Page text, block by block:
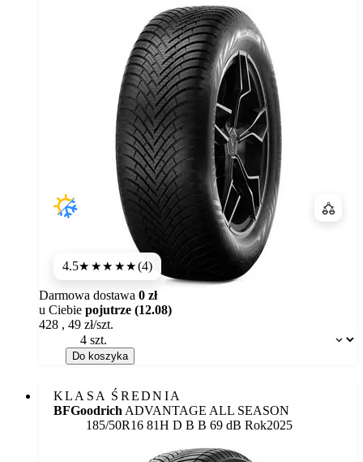
4.5★★★★★(4)
Dostępność:
Darmowa dostawa 0 zł
u Ciebie pojutrze (12.08)
428 , 49 zł/szt.
Do koszyka
KLASA ŚREDNIA
BFGoodrich ADVANTAGE ALL SEASON
185/50R16 81H Etykieta:
D B B 69 dB Rok2025